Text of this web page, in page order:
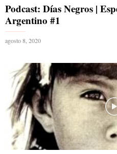
Podcast: Días Negros |
Argentino #1
agosto 8, 2020